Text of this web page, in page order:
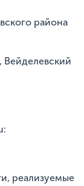
района
реализуемые